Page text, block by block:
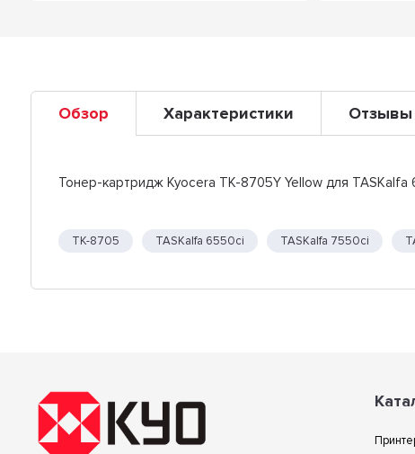
Обзор Характеристики Отзывы
Тонер-картридж Kyocera TK-8705Y Yellow для
TK-8705 TASKalfa 6550ci TASKalfa 7550ci